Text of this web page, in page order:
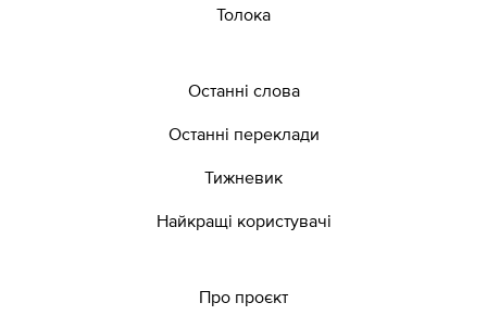
Толока
Останні слова
Останні переклади
Тижневик
Найкращі користувачі
Про проєкт